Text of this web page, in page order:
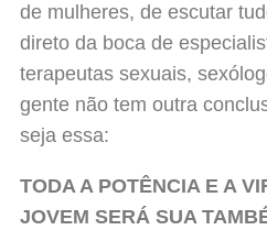
de mulheres, de escutar
direto da boca de
terapeutas sexuais,
gente não tem outra
seja essa:
TODA A POTÊNCIA E A
JOVEM SERÁ SUA